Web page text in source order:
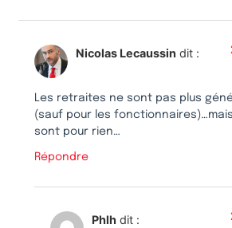
Nicolas Lecaussin dit :
Les retraites ne sont pas plus
(sauf pour les
sont pour rien…
Répondre
Phlh dit :